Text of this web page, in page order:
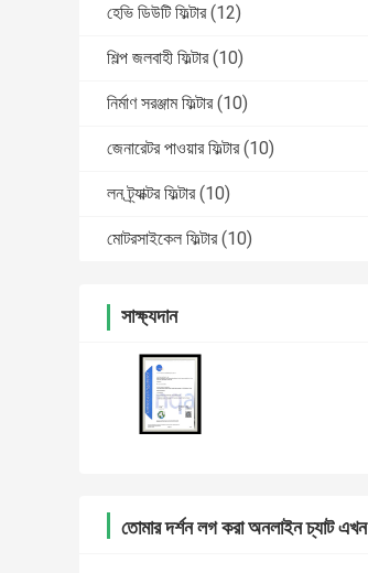
হেভি ডিউটি ​​ফিল্টার (12)
শিল্প জলবাহী ফিল্টার (10)
নির্মাণ সরঞ্জাম ফিল্টার (10)
জেনারেটর পাওয়ার ফিল্টার (10)
লন ট্র্যাক্টর ফিল্টার (10)
মোটরসাইকেল ফিল্টার (10)
সাক্ষ্যদান
তোমার দর্শন লগ করা অনলাইন চ্যাট এখন